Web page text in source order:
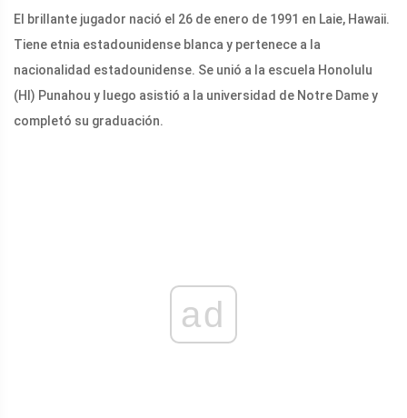
El brillante jugador nació el 26 de enero de 1991 en Laie, Hawaii.
Tiene etnia estadounidense blanca y pertenece a la
nacionalidad estadounidense. Se unió a la escuela Honolulu
(HI) Punahou y luego asistió a la universidad de Notre Dame y
completó su graduación.
ad